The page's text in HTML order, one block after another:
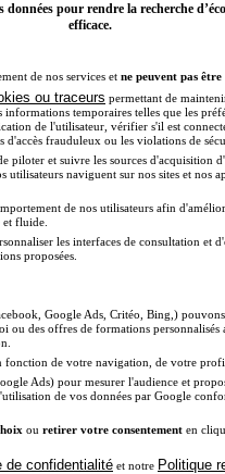
pour rendre la recherche
efficace.
de nos services et ne peuvent pas être
ou traceurs permettant de
temporaires telles que les
de l'utilisateur, vérifier s'il est
d'accès frauduleux ou les violations de
piloter et suivre les sources d'acquisition
utilisateurs naviguent sur nos sites et nos
de nos utilisateurs afin
fluide.
les interfaces de consultation et
proposées.
Google Ads, Critéo, Bing,)
ou des offres de formations
fonction de votre navigation, de votre
Ads) pour mesurer l'audience et
de vos données par Google
ou retirer votre consentement en
de confidentialité et notre Politique